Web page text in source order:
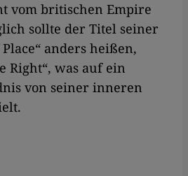
vom britischen Empire
sollte der Titel seiner
anders heißen,
Right“, was auf ein
von seiner inneren